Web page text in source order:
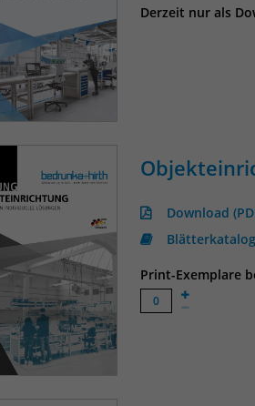
Derzeit nur als
Download
Blätterkatalog
Print-Exemplare